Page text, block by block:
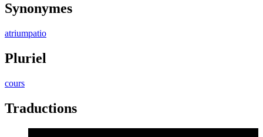
Synonymes
atriumpatio
Pluriel
cours
Traductions